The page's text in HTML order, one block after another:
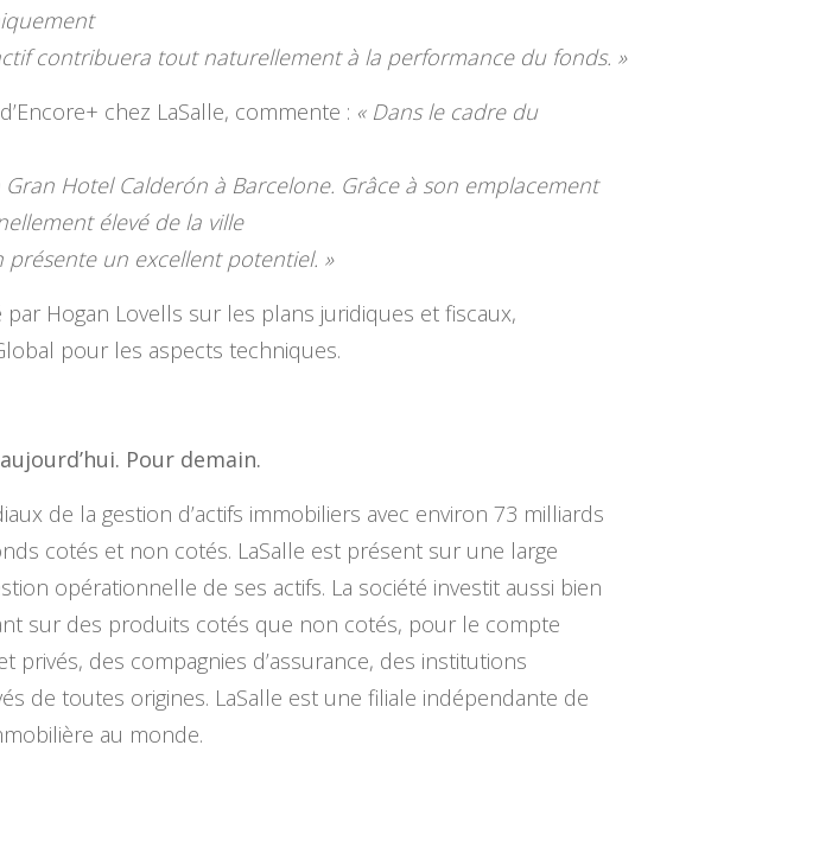
contribuera tout naturellement à la performance du fonds. »
chez LaSalle, commente : « Dans le cadre du
Hotel Calderón à Barcelone. Grâce à son emplacement
élevé de la ville
un excellent potentiel. »
Hogan Lovells sur les plans juridiques et fiscaux,
pour les aspects techniques.
Pour demain.
de la gestion d’actifs immobiliers avec environ 73 milliards
cotés et non cotés. LaSalle est présent sur une large
opérationnelle de ses actifs. La société investit aussi bien
sur des produits cotés que non cotés, pour le compte
des compagnies d’assurance, des institutions
de toutes origines. LaSalle est une filiale indépendante de
au monde.